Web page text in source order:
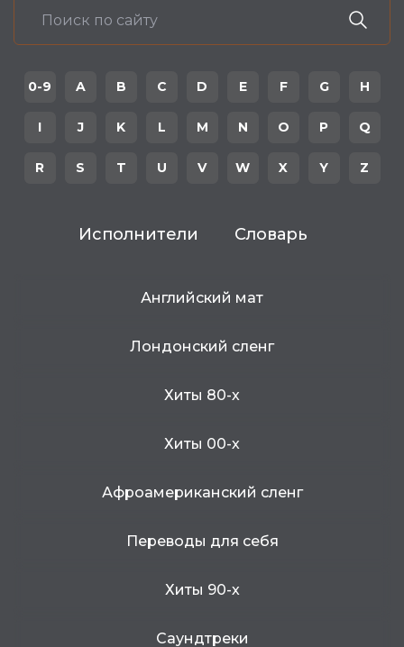
0-9 A B C D E F G H
I J K L M N O P Q
R S T U V W X Y Z
Исполнители Словарь
Английский мат
Лондонский сленг
Хиты 80-х
Хиты 00-х
Афроамериканский сленг
Переводы для себя
Хиты 90-х
Саундтреки